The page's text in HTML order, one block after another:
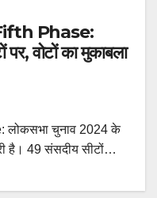
Phase:
वोटों का मुकाबला
लोकसभा चुनाव 2024 के
है। 49 संसदीय सीटों…